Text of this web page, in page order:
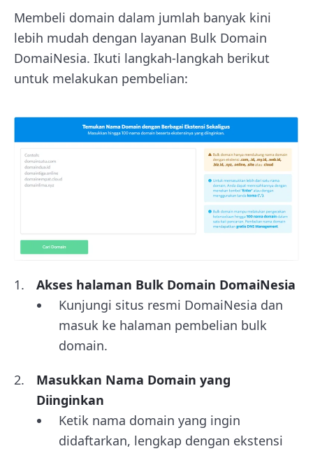
Membeli domain dalam jumlah banyak kini
lebih mudah dengan layanan Bulk Domain
DomaiNesia. Ikuti langkah-langkah berikut
untuk melakukan pembelian:
Akses halaman Bulk Domain DomaiNesia
Kunjungi situs resmi DomaiNesia dan
masuk ke halaman pembelian bulk
domain.
Masukkan Nama Domain yang
Diinginkan
Ketik nama domain yang ingin
didaftarkan, lengkap dengan ekstensi